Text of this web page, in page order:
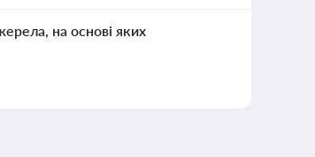
на основі яких